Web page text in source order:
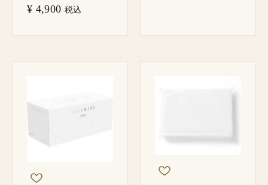
¥ 4,900 税込